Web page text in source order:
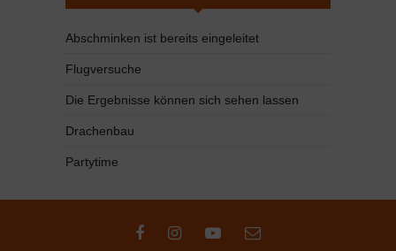
Abschminken ist bereits eingeleitet
Flugversuche
Die Ergebnisse können sich sehen lassen
Drachenbau
Partytime